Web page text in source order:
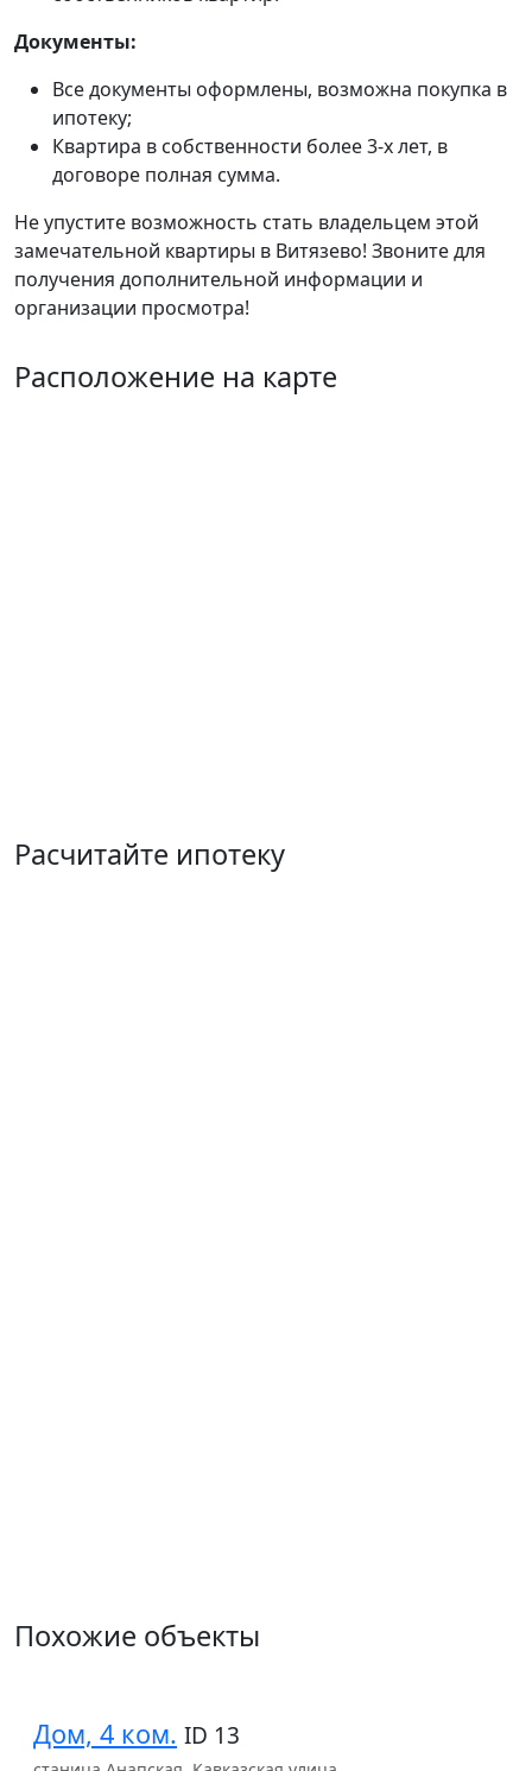
Документы:
Все документы оформлены, возможна покупка в
ипотеку;
Квартира в собственности более 3-х лет, в
договоре полная сумма.
Не упустите возможность стать владельцем этой
замечательной квартиры в Витязево! Звоните для
получения дополнительной информации и
организации просмотра!
Расположение на карте
Расчитайте ипотеку
Похожие объекты
Дом, 4 ком. ID 13